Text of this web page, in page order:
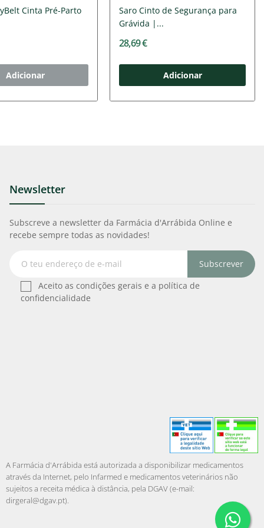
Cinta Pré-Parto
Adicionar
Saro Cinto de Segurança para
Grávida |...
28,69 €
Adicionar
Newsletter
Subscreve a newsletter da Farmácia d'Arrábida Online e
recebe sempre todas as novidades!
Subscrever
Aceito as condições gerais e a política de
confidencialidade
A Farmácia d'Arrábida está autorizada a disponibilizar medicamentos
através da Internet, pelo Infarmed e medicamentos veterinários não
sujeitos a receita médica à distância, pela DGAV (e-mail:
dirgeral@dgav.pt).